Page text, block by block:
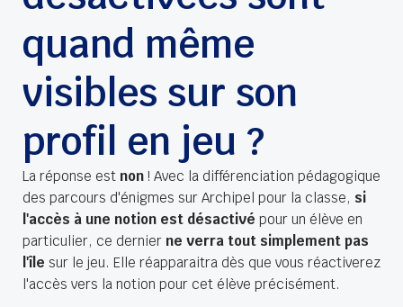
quand même
visibles sur son
profil en jeu ?
La réponse est non ! Avec la différenciation pédagogique
des parcours d'énigmes sur Archipel pour la classe, si
l'accès à une notion est désactivé pour un élève en
particulier, ce dernier ne verra tout simplement pas
l'île sur le jeu. Elle réapparaitra dès que vous réactiverez
l'accès vers la notion pour cet élève précisément.